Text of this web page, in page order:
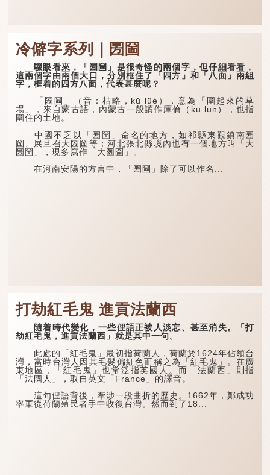
冷僻字系列｜圐圙
驟眼看來，「圐圙」是很奇怪的兩個字，但仔細看看，
這兩個字由兩個大口，分別框住了「四方」和「八面」兩組
字，框着的四方八面，代表甚麼呢？
「圐圙」（音：枯略，kū lüè），意為「圍起來的草
場」，來自蒙古語，內蒙古一般讀作庫倫（kū lun），也指
圍住的土地。
中國不乏以「圐圙」命名的地方，如祁縣東觀鎮南圐
圙、展旦召大圐圙等；河北張北縣境內也有一個地方叫「大
圐圙」，現多寫作「大囫圇」。
在河南安陽的方言中，「圐圙」除了可以作名...
打劫紅毛鬼 進貢法蘭西
隨着時代變化，一些俚語正被人淡忘、甚至消失。「打
劫紅毛鬼，進貢法蘭西」就是其中一句。
此處的「紅毛鬼」最初指荷蘭人，荷蘭於1624年佔領台
灣，當時台灣人因其毛髮偏紅色而稱之為「紅毛鬼」。在廣
東地區，「紅毛鬼」也常泛指英國人。而「法蘭西」則指
「法國人」，取自英文「France」的譯音。
這句俚語背後，牽涉一段曲折的歷史。1662年，鄭成功
率軍從荷蘭殖民者手中收復台灣。然而到了18...